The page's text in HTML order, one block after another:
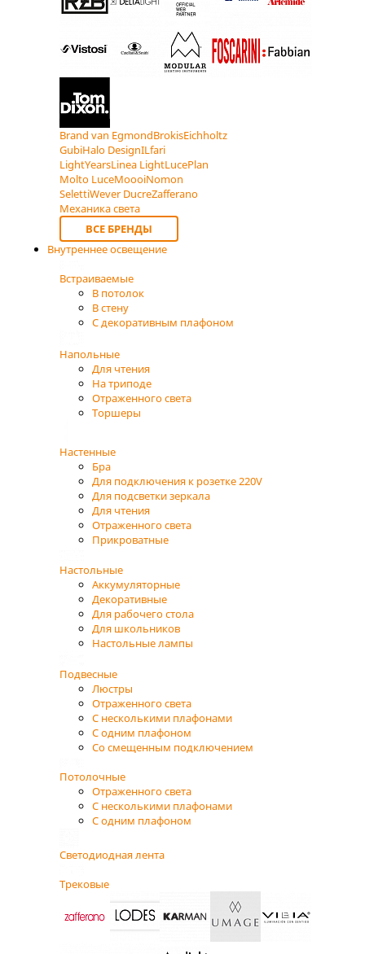
Brand van EgmondBrokisEichholtz
GubiHalo DesignILfari
LightYearsLinea LightLucePlan
Molto LuceMoooiNomon
SelettiWever DucreZafferano
Механика света
ВСЕ БРЕНДЫ
Внутреннее освещение
Встраиваемые
В потолок
В стену
С декоративным плафоном
Напольные
Для чтения
На триподе
Отраженного света
Торшеры
Настенные
Бра
Для подключения к розетке 220V
Для подсветки зеркала
Для чтения
Отраженного света
Прикроватные
Настольные
Аккумуляторные
Декоративные
Для рабочего стола
Для школьников
Настольные лампы
Подвесные
Люстры
Отраженного света
С несколькими плафонами
С одним плафоном
Со смещенным подключением
Потолочные
Отраженного света
С несколькими плафонами
С одним плафоном
Светодиодная лента
Трековые